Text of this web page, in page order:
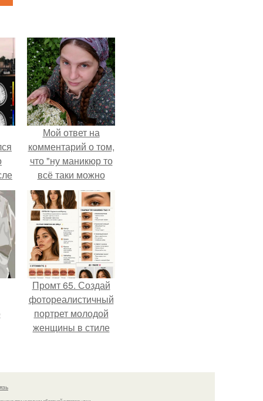
Мой ответ на
комментарий о том,
что "ну маникюр то
всё таки можно
было бы сделать.
Промт 65. Создай
фотореалистичный
портрет молодой
женщины в стиле